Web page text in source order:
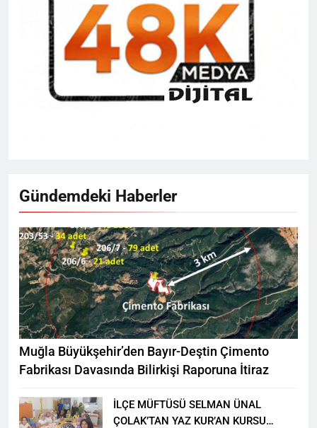
Gündemdeki Haberler
Muğla Büyükşehir’den Bayır-Deştin Çimento
Fabrikası Davasında Bilirkişi Raporuna İtiraz
İLÇE MÜFTÜSÜ SELMAN ÜNAL
ÇOLAK’TAN YAZ KUR’AN KURSU